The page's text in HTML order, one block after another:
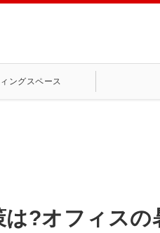
ングスペース
?オフィスの